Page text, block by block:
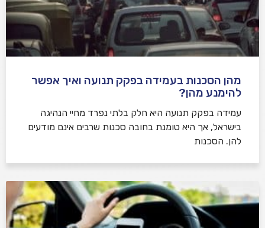
מהן הסכנות בעמידה בפקק תנועה ואיך אפשר
להימנע מהן?
עמידה בפקק תנועה היא חלק בלתי נפרד מחיי הנהיגה
בישראל, אך היא טומנת בחובה סכנות שרבים אינם מודעים
להן. הסכנות